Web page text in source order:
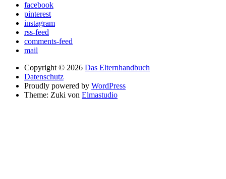
facebook
pinterest
instagram
rss-feed
comments-feed
mail
Copyright © 2026 Das Elternhandbuch
Datenschutz
Proudly powered by WordPress
Theme: Zuki von Elmastudio